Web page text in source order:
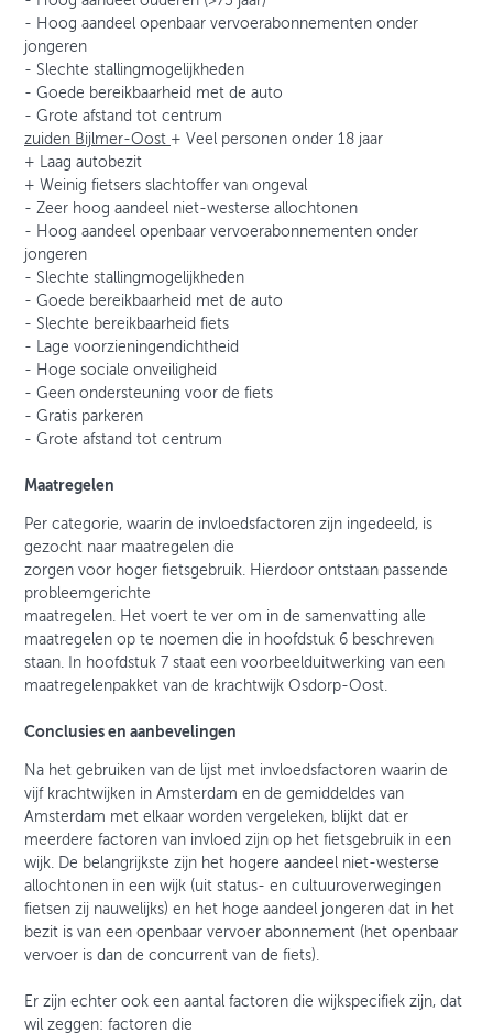
- Hoog aandeel openbaar vervoerabonnementen onder
jongeren
- Slechte stallingmogelijkheden
- Goede bereikbaarheid met de auto
- Grote afstand tot centrum
zuiden Bijlmer-Oost + Veel personen onder 18 jaar
+ Laag autobezit
+ Weinig fietsers slachtoffer van ongeval
- Zeer hoog aandeel niet-westerse allochtonen
- Hoog aandeel openbaar vervoerabonnementen onder
jongeren
- Slechte stallingmogelijkheden
- Goede bereikbaarheid met de auto
- Slechte bereikbaarheid fiets
- Lage voorzieningendichtheid
- Hoge sociale onveiligheid
- Geen ondersteuning voor de fiets
- Gratis parkeren
- Grote afstand tot centrum
Maatregelen
Per categorie, waarin de invloedsfactoren zijn ingedeeld, is
gezocht naar maatregelen die
zorgen voor hoger fietsgebruik. Hierdoor ontstaan passende
probleemgerichte
maatregelen. Het voert te ver om in de samenvatting alle
maatregelen op te noemen die in hoofdstuk 6 beschreven
staan. In hoofdstuk 7 staat een voorbeelduitwerking van een
maatregelenpakket van de krachtwijk Osdorp-Oost.
Conclusies en aanbevelingen
Na het gebruiken van de lijst met invloedsfactoren waarin de
vijf krachtwijken in Amsterdam en de gemiddeldes van
Amsterdam met elkaar worden vergeleken, blijkt dat er
meerdere factoren van invloed zijn op het fietsgebruik in een
wijk. De belangrijkste zijn het hogere aandeel niet-westerse
allochtonen in een wijk (uit status- en cultuuroverwegingen
fietsen zij nauwelijks) en het hoge aandeel jongeren dat in het
bezit is van een openbaar vervoer abonnement (het openbaar
vervoer is dan de concurrent van de fiets).
Er zijn echter ook een aantal factoren die wijkspecifiek zijn, dat
wil zeggen: factoren die